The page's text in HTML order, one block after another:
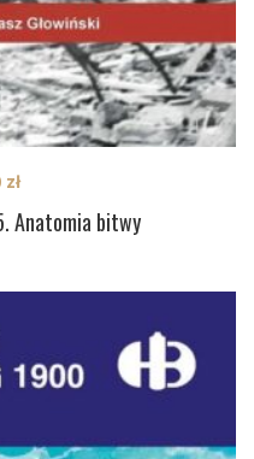
Anatomia bitwy
zł